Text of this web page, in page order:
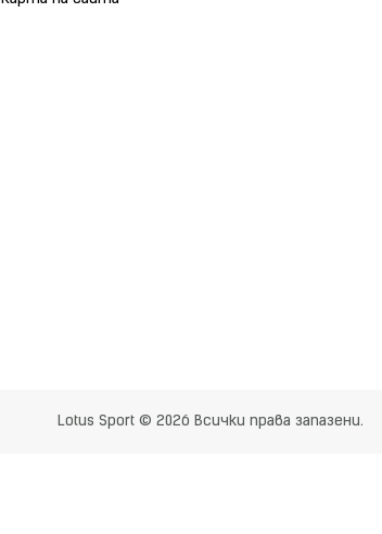
Lotus Sport © 2026 Всички права запазени.